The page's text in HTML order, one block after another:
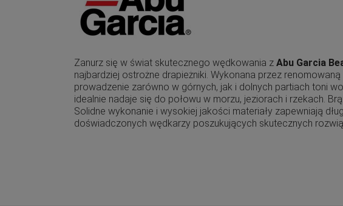
Zanurz się w świat skutecznego wędkowania z Abu Garcia
najbardziej ostrożne drapieżniki. Wykonana przez renomowaną
prowadzenie zarówno w górnych, jak i dolnych partiach toni
idealnie nadaje się do połowu w morzu, jeziorach i rzekach.
Solidne wykonanie i wysokiej jakości materiały zapewniają
doświadczonych wędkarzy poszukujących skutecznych